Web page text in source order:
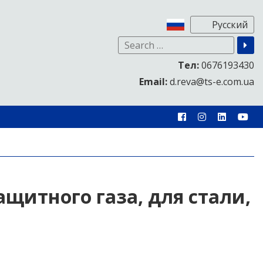
Тел:0676193430
Email:d.reva@ts-e.com.ua
газа, для стали,